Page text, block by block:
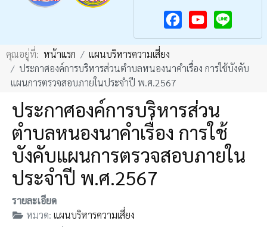
F
c
e
b
k
Y
u
u
b
e
คุณอยู่ที่: หน้าแรก
แผนบริหารความเสี่ยง
ประกาศองค์การบริหารส่วนตำบลหนองนาคำเรื่อง การใช้บังคับ
แผนการตรวจสอบภายในประจำปี พ.ศ.2567
ประกาศองค์การบริหารส่วน
ตำบลหนองนาคำเรื่อง การใช้
บังคับแผนการตรวจสอบภายใน
ประจำปี พ.ศ.2567
รายละเอียด
หมวด: แผนบริหารความเสี่ยง